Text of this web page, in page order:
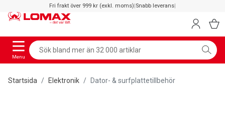
Fri frakt över 999 kr (exkl. moms)|Snabb leverans|
Menu
Startsida Elektronik Dator- & surfplattetillbehör